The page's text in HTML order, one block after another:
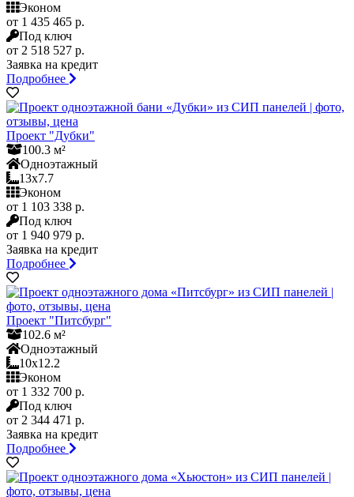
Эконом
от 1 435 465 р.
Под ключ
от 2 518 527 р.
Заявка на кредит
Подробнее
Проект "Дубки"
100.3 м²
Одноэтажный
13x7.7
Эконом
от 1 103 338 р.
Под ключ
от 1 940 979 р.
Заявка на кредит
Подробнее
Проект "Питсбург"
102.6 м²
Одноэтажный
10x12.2
Эконом
от 1 332 700 р.
Под ключ
от 2 344 471 р.
Заявка на кредит
Подробнее